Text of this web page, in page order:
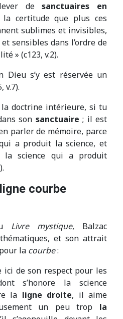
desanctuaires en
la certitude que plus ces
sublimes et invisibles,
sensibles dans l’ordre de
» (c123, v.2).
Dieu s’y est réservée un
v.7).
doctrine intérieure, si tu
son sanctuaire ; il est
parler de mémoire, parce
qui a produit la science, et
la science qui a produit
courbe
Livre mystique, Balzac
et son attrait
la courbe:
ici de son respect pour les
s’honore la science
la ligne droite, il aime
un peu trop la